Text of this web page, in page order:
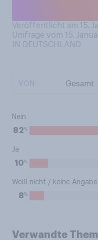
Veröffentlicht am 15.
Umfrage vom 15.
IN DEUTSCHLAND
Nein
82%
Ja
10%
Weiß nicht / keine Angabe
8%
Verwandte